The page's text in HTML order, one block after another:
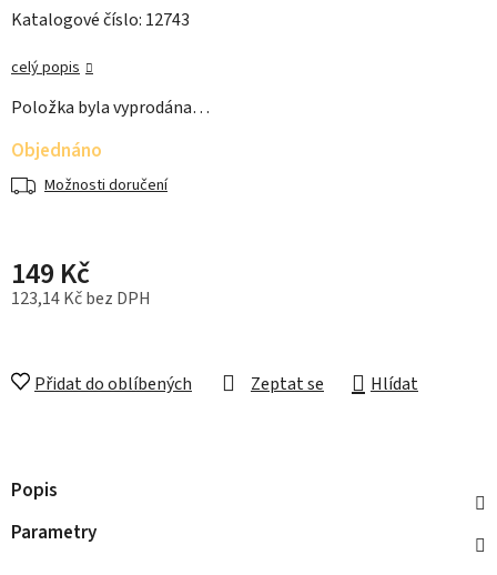
Katalogové číslo: 12743
celý popis
Položka byla vyprodána…
Objednáno
Možnosti doručení
149 Kč
123,14 Kč bez DPH
Zeptat se Hlídat
Přidat do oblíbených
Popis
Parametry